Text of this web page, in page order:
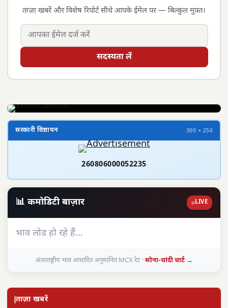
ताज़ा खबरें और विशेष रिपोर्ट सीधे आपके ईमेल पर — बिल्कुल मुफ़्त।
सदस्यता लें
सरकारी विज्ञापन 300 × 250
260806000052235
📊 कमोडिटी बाज़ार LIVE
भाव लोड हो रहे हैं…
अंतरराष्ट्रीय भाव आधारित अनुमानित MCX रेट ·सोना-चांदी चार्ट →
ताज़ा खबरें